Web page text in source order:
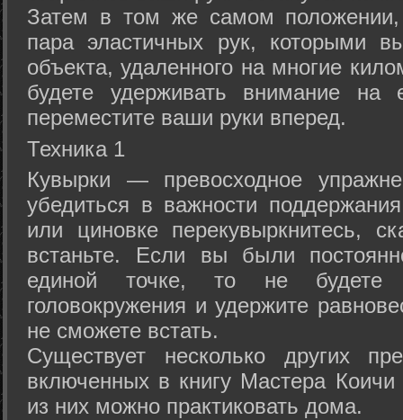
Затем в том же самом положении,
пара эластичных рук, которыми
объекта, удаленного на многие
будете удерживать внимание на
переместите ваши руки вперед.
Техника 1
Кувырки — превосходное
убедиться в важности
или циновке перекувыркнитесь,
встаньте. Если вы были
единой точке, то не будете
головокружения и удержите
не сможете встать.
Существует несколько других
включенных в книгу Мастера
из них можно практиковать дома.